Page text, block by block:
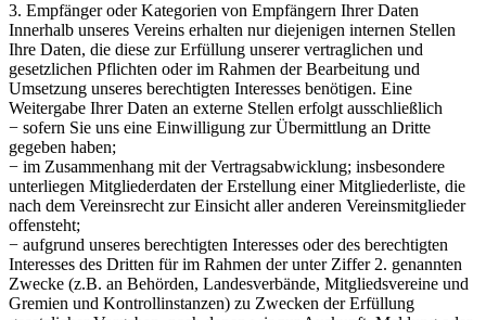
3. Empfänger oder Kategorien von Empfängern Ihrer Daten
Innerhalb unseres Vereins erhalten nur diejenigen internen Stellen
Ihre Daten, die diese zur Erfüllung unserer vertraglichen und
gesetzlichen Pflichten oder im Rahmen der Bearbeitung und
Umsetzung unseres berechtigten Interesses benötigen. Eine
Weitergabe Ihrer Daten an externe Stellen erfolgt ausschließlich
− sofern Sie uns eine Einwilligung zur Übermittlung an Dritte
gegeben haben;
− im Zusammenhang mit der Vertragsabwicklung; insbesondere
unterliegen Mitgliederdaten der Erstellung einer Mitgliederliste, die
nach dem Vereinsrecht zur Einsicht aller anderen Vereinsmitglieder
offensteht;
− aufgrund unseres berechtigten Interesses oder des berechtigten
Interesses des Dritten für im Rahmen der unter Ziffer 2. genannten
Zwecke (z.B. an Behörden, Landesverbände, Mitgliedsvereine und
Gremien und Kontrollinstanzen) zu Zwecken der Erfüllung